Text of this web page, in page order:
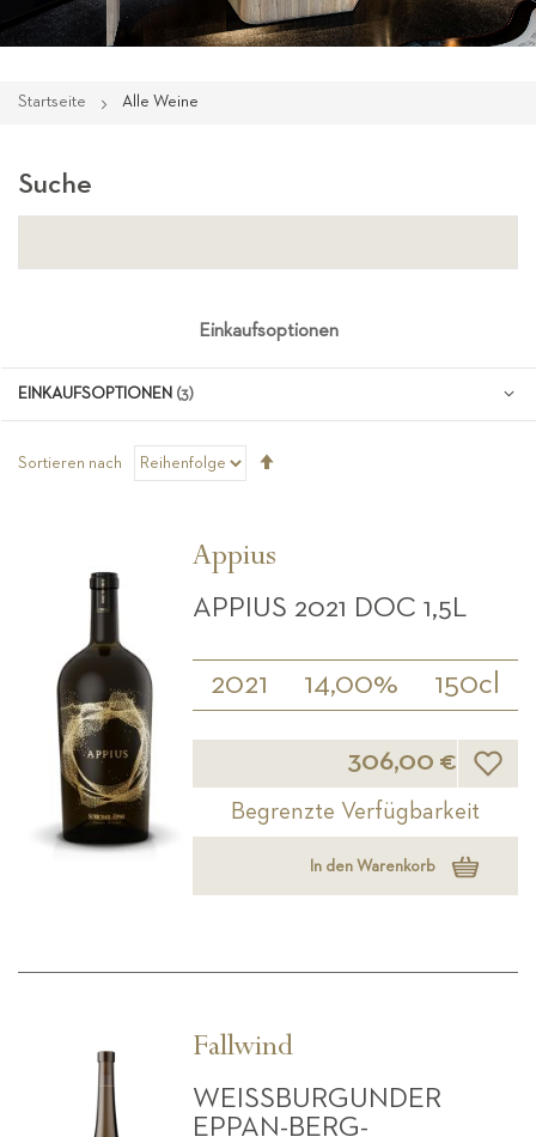
Startseite Alle Weine
Sortieren nach
Appius
APPIUS 2021 DOC 1,5L
2021 14,00% 150cl
306,00 €
Begrenzte Verfügbarkeit
In den Warenkorb
Fallwind
WEISSBURGUNDER E
PPAN-BERG- S
Suche
Einkaufsoptionen
EINKAUFSOPTIONEN